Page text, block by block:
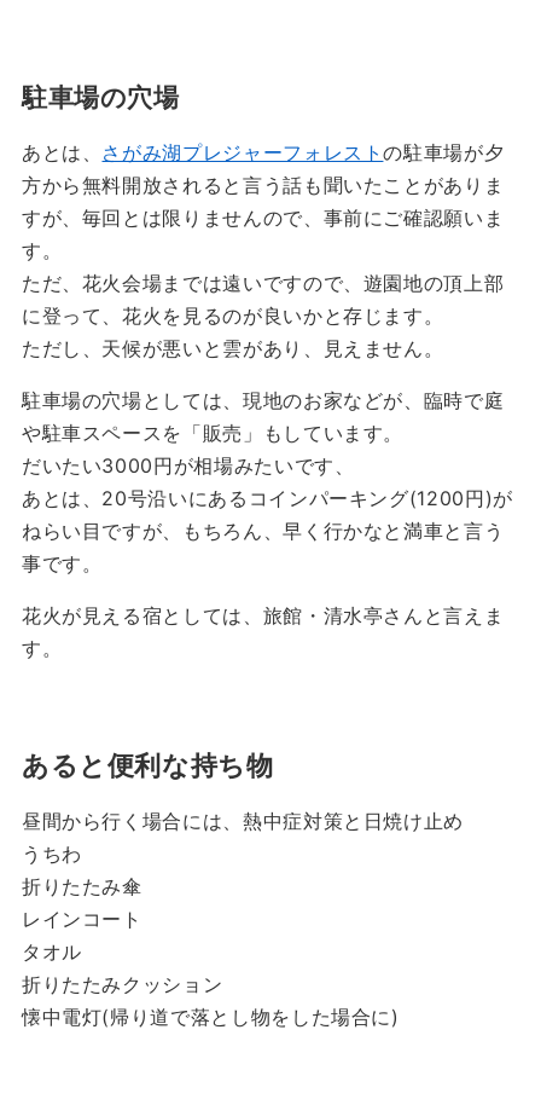
駐車場の穴場
あとは、 さがみ湖プレジャーフォレストの駐車場が夕
方から無料開放されると言う話も聞いたことがありま
すが、毎回とは限りませんので、事前にご確認願いま
す。
ただ、花火会場までは遠いですので、遊園地の頂上部
に登って、花火を見るのが良いかと存じます。
ただし、天候が悪いと雲があり、見えません。
駐車場の穴場としては、現地のお家などが、臨時で庭
や駐車スペースを「販売」もしています。
だいたい3000円が相場みたいです、
あとは、20号沿いにあるコインパーキング(1200円)が
ねらい目ですが、もちろん、早く行かなと満車と言う
事です。
花火が見える宿としては、旅館・清水亭さんと言えま
す。
あると便利な持ち物
昼間から行く場合には、熱中症対策と日焼け止め
うちわ
折りたたみ傘
レインコート
タオル
折りたたみクッション
懐中電灯(帰り道で落とし物をした場合に)